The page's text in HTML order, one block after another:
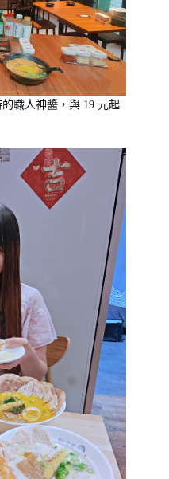
職人神醬，與 19 元起